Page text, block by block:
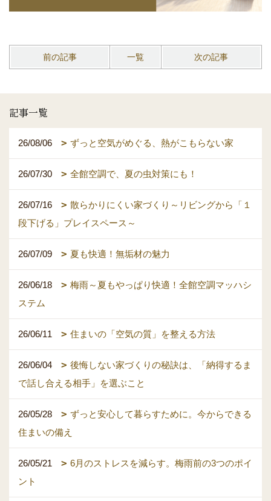
前の記事 一覧 次の記事
記事一覧
26/08/06 ずっと空気がめぐる、熱がこもらない家
26/07/30 全館空調で、夏の虫対策にも！
26/07/16
散らかりにくい家づくり～リビングから「１
段下げる」プレイスペース～
26/07/09 夏も快適！無垢材の魅力
26/06/18
梅雨～夏もやっぱり快適！全館空調マッハシ
ステム
26/06/11 住まいの「空気の質」を整える方法
26/06/04
後悔しない家づくりの秘訣は、「納得するま
で話し合える相手」を選ぶこと
26/05/28
ずっと安心して暮らすために。今からできる
住まいの備え
26/05/21
6月のストレスを減らす。梅雨前の3つのポイ
ント